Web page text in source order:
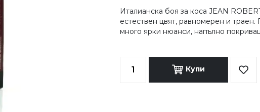
Италианска боя за коса JEAN
естествен цвят, равномерен и
много ярки нюанси, напълно
Купи
в